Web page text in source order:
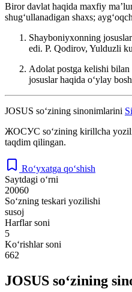
Biror davlat haqida maxfiy
shugʻullanadigan shaxs;
Shayboniyxonning
edi. P. Qodirov, Yulduzli
Adolat postga kelishi
josuslar haqida oʻylay
JOSUS so‘zining sinonimlarini
ЖОСУС so‘zining kirillcha
taqdim qilingan.
Ro‘yxatga qo‘shish
Saytdagi o‘rni
20060
So‘zning teskari yozilishi
susoj
Harflar soni
5
Ko‘rishlar soni
662
JOSUS so‘zining